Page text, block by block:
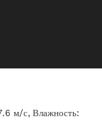
м/с, Влажность: